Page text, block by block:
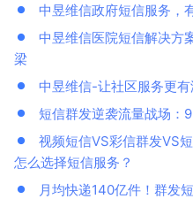
中昱维信政府短信服务，
中昱维信医院短信解决方
梁
中昱维信-让社区服务更
短信群发逆袭流量战场：
视频短信VS彩信群发VS
怎么选择短信服务？
月均快递140亿件！群发